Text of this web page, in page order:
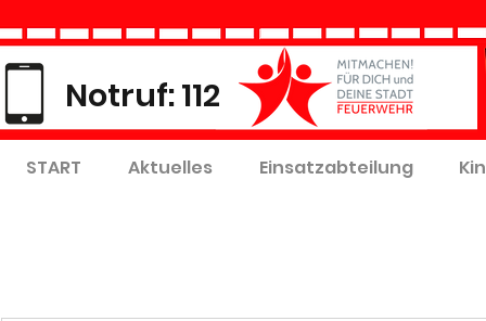
Notruf: 112
START Aktuelles Einsatzabteilung